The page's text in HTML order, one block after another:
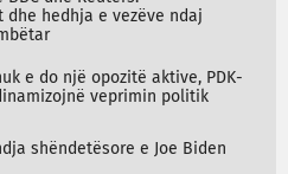
hedhja e vezëve ndaj
e do një opozitë aktive, PDK-
veprimin politik
shëndetësore e Joe Biden